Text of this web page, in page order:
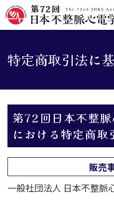
特定商取引法に
第72回日本不整
における特定商
販売
一般社団法人 日本不整脈